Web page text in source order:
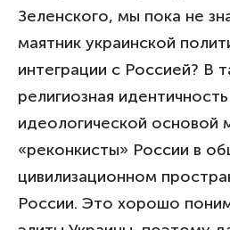
Зеленского, мы пока не
маятник украинской
интеграции с Россией? В
религиозная
идеологической основой
«реконкисты» России в
цивилизационном
России. Это хорошо